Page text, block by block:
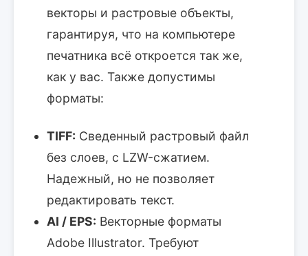
векторы и растровые объекты,
гарантируя, что на компьютере
печатника всё откроется так же,
как у вас. Также допустимы
форматы:
TIFF: Сведенный растровый файл
без слоев, c LZW-сжатием.
Надежный, но не позволяет
редактировать текст.
AI / EPS: Векторные форматы
Adobe Illustrator. Требуют